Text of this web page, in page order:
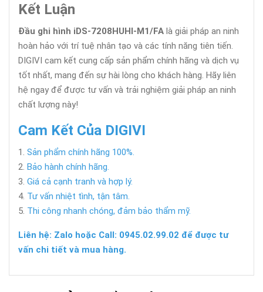
Kết Luận
Đầu ghi hình iDS-7208HUHI-M1/FA là giải pháp an ninh
hoàn hảo với trí tuệ nhân tạo và các tính năng tiên tiến.
DIGIVI cam kết cung cấp sản phẩm chính hãng và dịch vụ
tốt nhất, mang đến sự hài lòng cho khách hàng. Hãy liên
hệ ngay để được tư vấn và trải nghiệm giải pháp an ninh
chất lượng này!
Cam Kết Của DIGIVI
Sản phẩm chính hãng 100%.
Bảo hành chính hãng.
Giá cả cạnh tranh và hợp lý.
Tư vấn nhiệt tình, tận tâm.
Thi công nhanh chóng, đảm bảo thẩm mỹ.
Liên hệ: Zalo hoặc Call: 0945.02.99.02 để được tư
vấn chi tiết và mua hàng.